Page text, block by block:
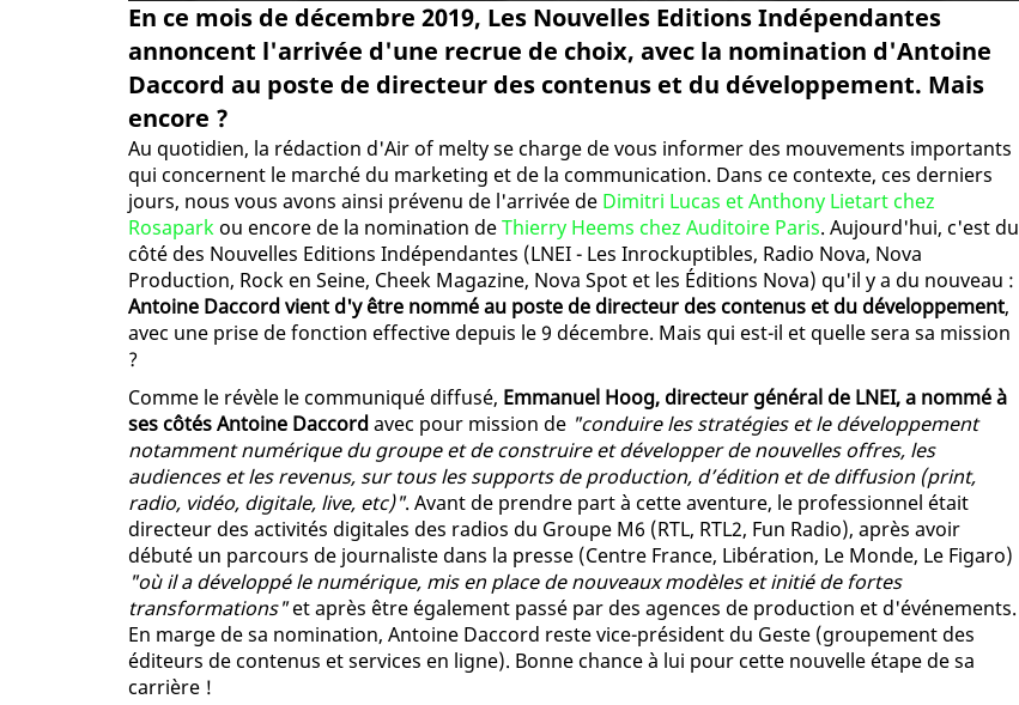
En ce mois de décembre 2019, Les Nouvelles Editions Indépendantes
annoncent l'arrivée d'une recrue de choix, avec la nomination d'Antoine
Daccord au poste de directeur des contenus et du développement. Mais
encore ?
Au quotidien, la rédaction d'Air of melty se charge de vous informer des mouvements importants
qui concernent le marché du marketing et de la communication. Dans ce contexte, ces derniers
jours, nous vous avons ainsi prévenu de l'arrivée de Dimitri Lucas et Anthony Lietart chez
Rosapark ou encore de la nomination deThierry Heems chez Auditoire Paris. Aujourd'hui, c'est du
côté des Nouvelles Editions Indépendantes (LNEI - Les Inrockuptibles, Radio Nova, Nova
Production, Rock en Seine, Cheek Magazine, Nova Spot et les Éditions Nova) qu'il y a du nouveau :
Antoine Daccord vient d'y être nommé au poste de directeur des contenus et du développement,
avec une prise de fonction effective depuis le 9 décembre. Mais qui est-il et quelle sera sa mission
?
Comme le révèle le communiqué diffusé, Emmanuel Hoog, directeur général de LNEI, a nommé à
ses côtés Antoine Daccord avec pour mission de "conduire les stratégies et le développement
notamment numérique du groupe et de construire et développer de nouvelles offres, les
audiences et les revenus, sur tous les supports de production, d’édition et de diffusion (print,
radio, vidéo, digitale, live, etc)". Avant de prendre part à cette aventure, le professionnel était
directeur des activités digitales des radios du Groupe M6 (RTL, RTL2, Fun Radio), après avoir
débuté un parcours de journaliste dans la presse (Centre France, Libération, Le Monde, Le Figaro)
"où il a développé le numérique, mis en place de nouveaux modèles et initié de fortes
transformations"et après être également passé par des agences de production et d'événements.
En marge de sa nomination, Antoine Daccord reste vice-président du Geste (groupement des
éditeurs de contenus et services en ligne). Bonne chance à lui pour cette nouvelle étape de sa
carrière !